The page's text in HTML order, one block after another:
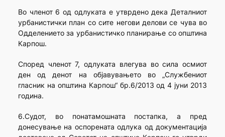
Во членот 6 од одлуката е утврдено дека Деталниот
урбанистички план со сите негови делови се чува во
Одделението за урбанистичко планирање со општина
Карпош.
Според членот 7, одлуката влегува во сила осмиот
ден од денот на објавувањето во „Службениот
гласник на општина Карпош“ бр.6/2013 од 4 јуни 2013
година.
6.Судот, во понатамошната постапка, а пред
донесување на оспорената одлука од документација